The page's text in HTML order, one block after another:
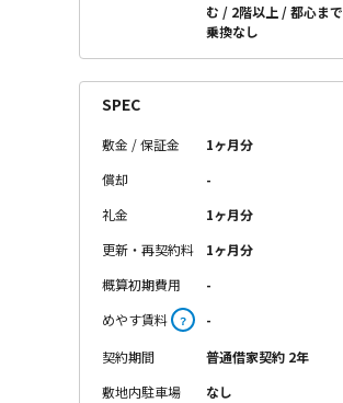
む
2階以上
都心まで
乗換なし
SPEC
敷金 / 保証金
1ヶ月分
償却
-
礼金
1ヶ月分
更新・再契約料
1ヶ月分
概算初期費用
-
めやす賃料
？ -
契約期間
普通借家契約 2年
敷地内駐車場
なし